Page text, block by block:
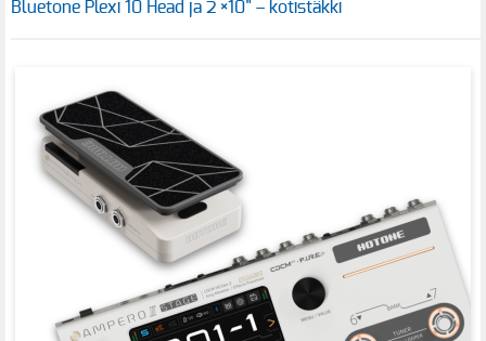
Bluetone Plexi 10 Head ja 2 ×10" – kotistäkki